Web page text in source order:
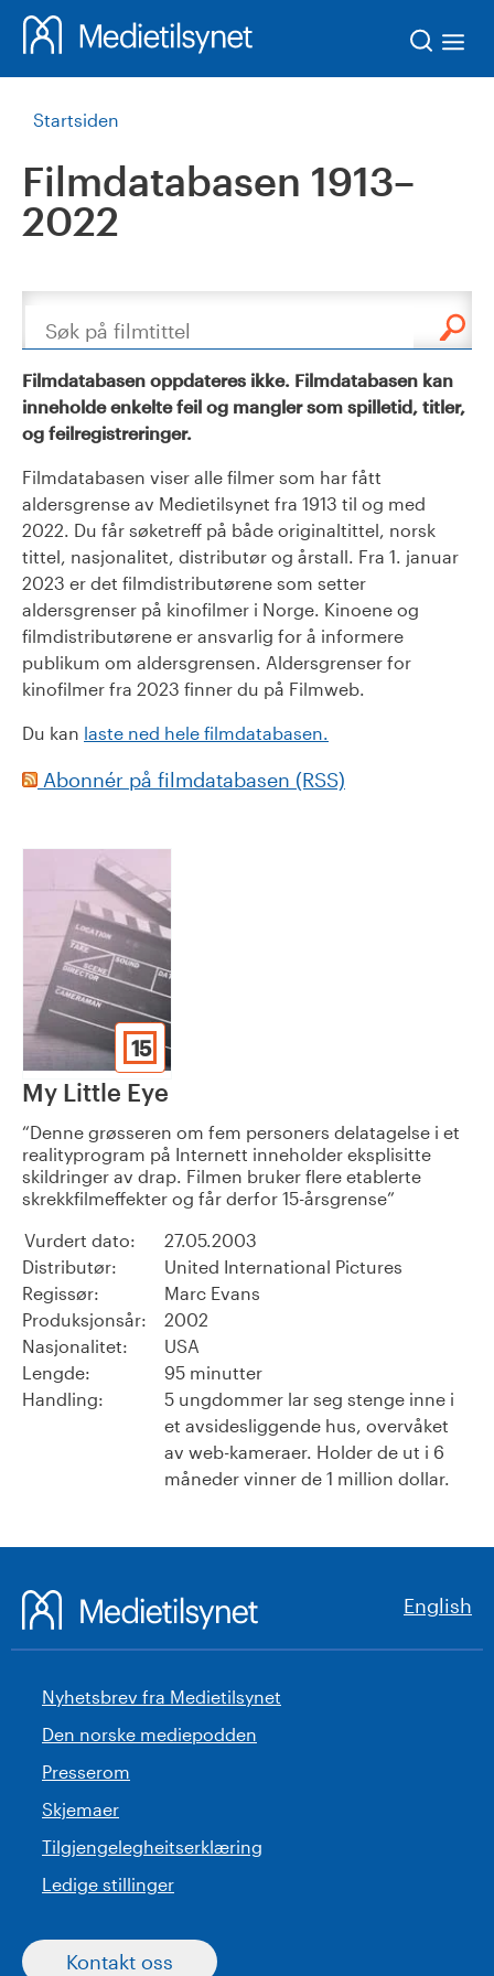
Startsiden
Filmdatabasen 1913–
2022
Søk
Filmdatabasen oppdateres ikke. Filmdatabasen kan
inneholde enkelte feil og mangler som spilletid, titler,
og feilregistreringer.
Filmdatabasen viser alle filmer som har fått
aldersgrense av Medietilsynet fra 1913 til og med
2022. Du får søketreff på både originaltittel, norsk
tittel, nasjonalitet, distributør og årstall. Fra 1. januar
2023 er det filmdistributørene som setter
aldersgrenser på kinofilmer i Norge. Kinoene og
filmdistributørene er ansvarlig for å informere
publikum om aldersgrensen. Aldersgrenser for
kinofilmer fra 2023 finner du på Filmweb.
Du kan laste ned hele filmdatabasen.
Abonnér på filmdatabasen (RSS)
15
My Little Eye
Denne grøsseren om fem personers delatagelse i et
realityprogram på Internett inneholder eksplisitte
skildringer av drap. Filmen bruker flere etablerte
skrekkfilmeffekter og får derfor 15-årsgrense
Vurdert dato:
27.05.2003
Distributør:
United International Pictures
Regissør:
Marc Evans
Produksjonsår:
2002
Nasjonalitet:
USA
Lengde:
95 minutter
Handling:
5 ungdommer lar seg stenge inne i
et avsidesliggende hus, overvåket
av web-kameraer. Holder de ut i 6
måneder vinner de 1 million dollar.
English
Nyhetsbrev fra Medietilsynet
Den norske mediepodden
Presserom
Skjemaer
Tilgjengelegheitserklæring
Ledige stillinger
Kontakt oss